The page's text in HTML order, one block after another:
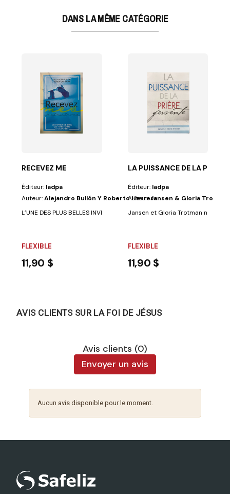
DANS LA MÊME CATÉGORIE
Biblique (Richard Lehmann)Dans...
RECEVEZ ME
Éditeur: Iadpa
Auteur:Alejandro Bullón Y Roberto Herrera
L’UNE DES PLUS BELLES INVITATIONS de l’Écriture est celle que
FLEXIBLE
11,90 $
LA PUISSANCE DE LA PRIERE
Éditeur: Iadpa
Auteur:Jansen & Gloria Trotman
Jansen et Gloria Trotman nous
FLEXIBLE
11,90 $
AVIS CLIENTS SUR LA FOI DE JÉSUS
Avis clients (0)
Envoyer un avis
Aucun avis disponible pour le moment.